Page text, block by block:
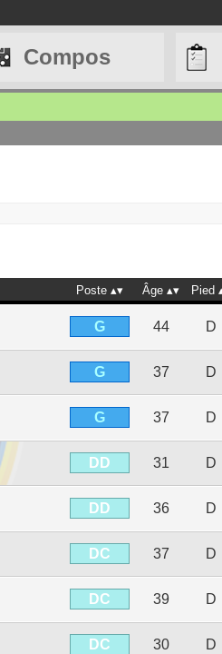
Compos
Poste Âge Pied
G 44 D
G 37 D
G 37 D
DD 31 D
DD 36 D
DC 37 D
DC 39 D
DC 30 D